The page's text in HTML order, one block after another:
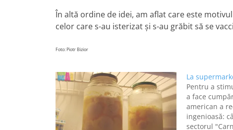
În altă ordine de idei, am aflat care este
celor care s-au isterizat şi s-au grăbit să se
Foto: Piotr Bizior
La
Pentru a
a face
american a
ingenioasă:
sectorul